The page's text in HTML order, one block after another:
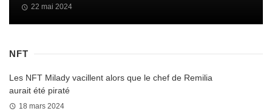
22 mai 2024
NFT
Les NFT Milady vacillent alors que le chef de Remilia
aurait été piraté
18 mars 2024